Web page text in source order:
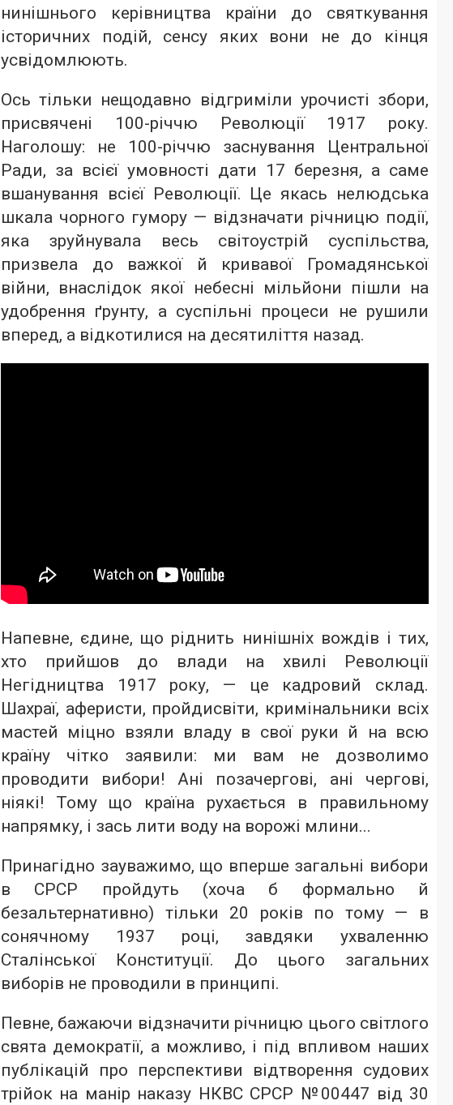
нинішнього керівництва країни до святкування
історичних подій, сенсу яких вони не до кінця
усвідомлюють.
Ось тільки нещодавно відгриміли урочисті збори,
присвячені 100-річчю Революції 1917 року.
Наголошу: не 100-річчю заснування Центральної
Ради, за всієї умовності дати 17 березня, а саме
вшанування всієї Революції. Це якась нелюдська
шкала чорного гумору — відзначати річницю події,
яка зруйнувала весь світоустрій суспільства,
призвела до важкої й кривавої Громадянської
війни, внаслідок якої небесні мільйони пішли на
удобрення ґрунту, а суспільні процеси не рушили
вперед, а відкотилися на десятиліття назад.
Напевне, єдине, що ріднить нинішніх вождів і тих,
хто прийшов до влади на хвилі Революції
Негідництва 1917 року, — це кадровий склад.
Шахраї, аферисти, пройдисвіти, кримінальники всіх
мастей міцно взяли владу в свої руки й на всю
країну чітко заявили: ми вам не дозволимо
проводити вибори! Ані позачергові, ані чергові,
ніякі! Тому що країна рухається в правильному
напрямку, і зась лити воду на ворожі млини...
Принагідно зауважимо, що вперше загальні вибори
в СРСР пройдуть (хоча б формально й
безальтернативно) тільки 20 років по тому — в
сонячному 1937 році, завдяки ухваленню
Сталінської Конституції. До цього загальних
виборів не проводили в принципі.
Певне, бажаючи відзначити річницю цього світлого
свята демократії, а можливо, і під впливом наших
публікацій про перспективи відтворення судових
трійок на манір наказу НКВС СРСР №00447 від 30